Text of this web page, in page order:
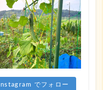
Instagram でフォロー